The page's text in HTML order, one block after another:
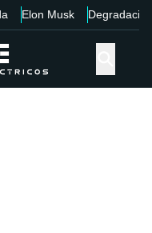
Elon Musk Degradación